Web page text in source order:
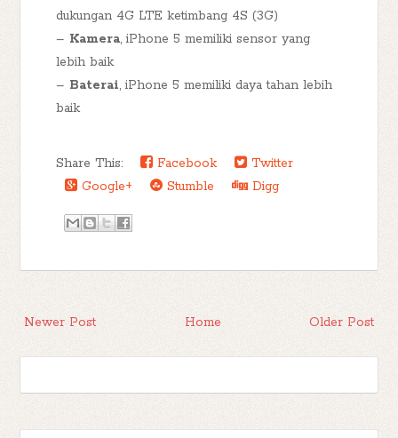
dukungan 4G LTE ketimbang 4S (3G)
– Kamera, iPhone 5 memiliki sensor yang
lebih baik
– Baterai, iPhone 5 memiliki daya tahan lebih
baik
Share This: Facebook
Twitter
Google+
Stumble Digg
Newer Post Older Post
Home